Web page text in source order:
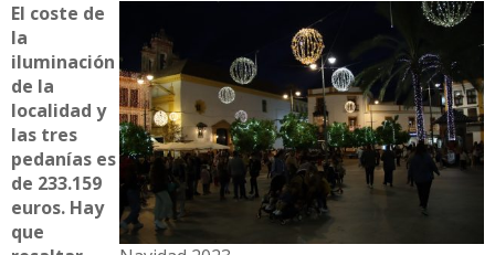
El coste de
la
iluminación
de la
localidad y
las tres
pedanías es
de 233.159
euros. Hay
que